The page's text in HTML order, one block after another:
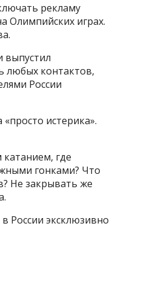
рекламу
Олимпийских играх.
любых контактов,
России
истерика».
где
гонками? Что
Не закрывать же
России эксклюзивно